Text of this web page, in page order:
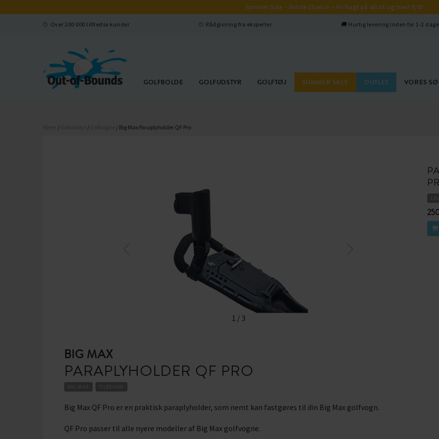
Summer Sale – Sidste chance – Fri fragt på alt til og med 9/8!
Over 200 000 tilfredse kunder Rådgivning fra eksperter 🚚 Hurtig levering inden for 1-2 dage
GOLFBOLDE GOLFUDSTYR GOLFTØJ SUMMER SALE OUTLET VORES
/ / / Big Max Paraplyholder QF Pro
1 / 3
BIG MAX
PARAPLYHOLDER QF PRO
BIG MAX TILBEHØR
Big Max QF Pro er en praktisk paraplyholder, som nemt kan fastgøres til din Big Max golfvogn.
QF Pro passer til alle nyere modeller af Big Max golfvogne.